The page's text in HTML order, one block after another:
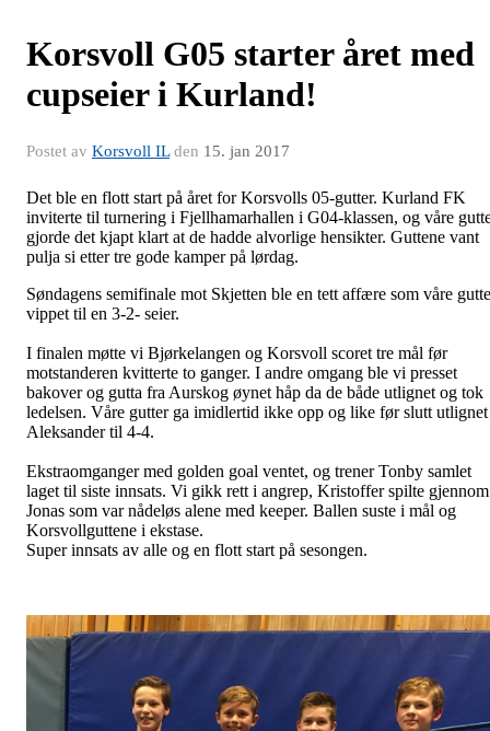
Korsvoll G05 starter året med
cupseier i Kurland!
Postet av Korsvoll ILden 15. jan 2017
Det ble en flott start på året for Korsvolls 05-gutter. Kurland FK
inviterte til turnering i Fjellhamarhallen i G04-klassen, og våre
gjorde det kjapt klart at de hadde alvorlige hensikter. Guttene vant
pulja si etter tre gode kamper på lørdag.
Søndagens semifinale mot Skjetten ble en tett affære som våre
vippet til en 3-2- seier.
I finalen møtte vi Bjørkelangen og Korsvoll scoret tre mål før
motstanderen kvitterte to ganger. I andre omgang ble vi presset
bakover og gutta fra Aurskog øynet håp da de både utlignet og tok
ledelsen. Våre gutter ga imidlertid ikke opp og like før slutt utlignet
Aleksander til 4-4.
Ekstraomganger med golden goal ventet, og trener Tonby samlet
laget til siste innsats. Vi gikk rett i angrep, Kristoffer spilte gjennom
Jonas som var nådeløs alene med keeper. Ballen suste i mål og
Korsvollguttene i ekstase.
Super innsats av alle og en flott start på sesongen.